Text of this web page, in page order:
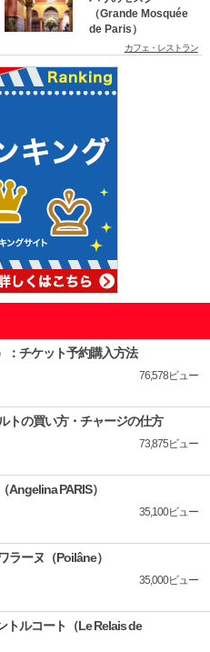
（Grande Mosquée
de Paris）
カフェ・レストラン
：チケット予約購入方法
76,578ビュー
トの買い方・チャージの仕方
73,875ビュー
Angelina PARIS）
35,100ビュー
ラーヌ（Poilâne）
35,000ビュー
トルコート（Le Relais de